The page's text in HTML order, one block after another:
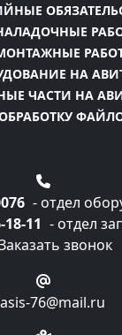
НА
ЧАСТИ НА
- отдел
18-11 - отдел
звонок
76@mail.ru